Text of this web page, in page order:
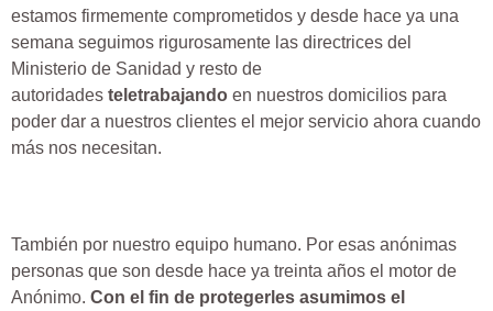
estamos firmemente comprometidos y desde hace ya una
semana seguimos rigurosamente las directrices del
Ministerio de Sanidad y resto de
autoridades teletrabajando en nuestros domicilios para
poder dar a nuestros clientes el mejor servicio ahora cuando
más nos necesitan.
También por nuestro equipo humano. Por esas anónimas
personas que son desde hace ya treinta años el motor de
Anónimo. Con el fin de protegerles asumimos el